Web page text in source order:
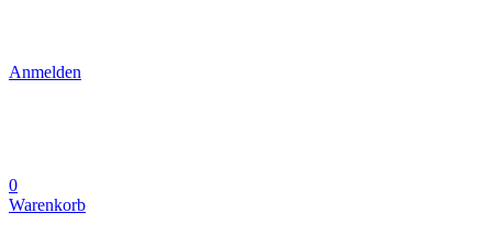
Anmelden
0
Warenkorb